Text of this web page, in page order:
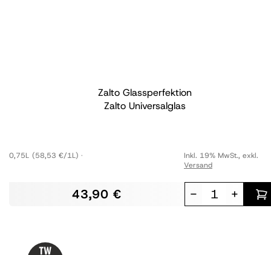
Zalto Glassperfektion
Zalto Universalglas
0,75L (58,53 €/1L)
43,90 €
Inkl. 19% MwSt., exkl.
Versand
- +